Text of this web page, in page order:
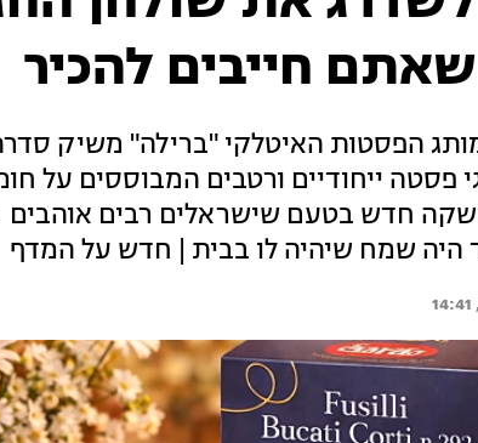
חייבים להכיר
הפסטות האיטלקי "ברילה" משיק
פסטה ייחודיים ורטבים המבוססים על
חדש בטעם שישראלים רבים אוהבים •
היה שמח שיהיה לו בבית | חדש על המדף